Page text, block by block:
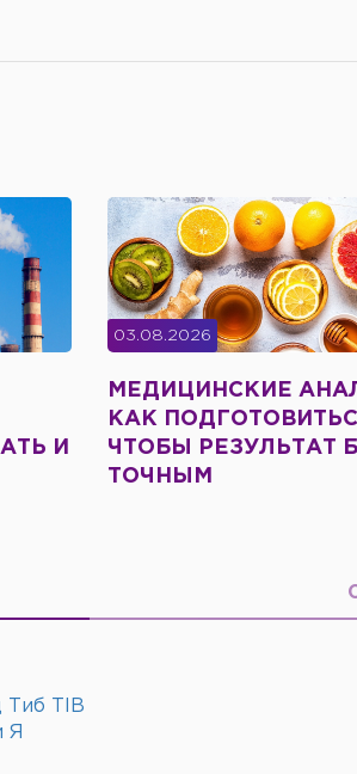
И
03.08.2026
МЕДИЦИНСКИЕ
КАК
ЧТОБЫ РЕЗУЛЬТАТ
ТОЧНЫМ
Тиб TIB
Я